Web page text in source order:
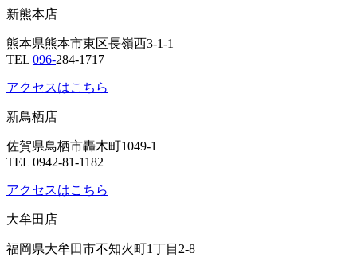
新熊本店
熊本県熊本市東区長嶺西3-1-1
TEL 096-284-1717
アクセスはこちら
新鳥栖店
佐賀県鳥栖市轟木町1049-1
TEL 0942-81-1182
アクセスはこちら
大牟田店
福岡県大牟田市不知火町1丁目2-8